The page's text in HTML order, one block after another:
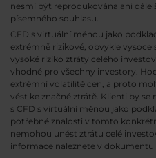
nesmí být reprodukována ani dále
písemného souhlasu.
CFD s virtuální měnou jako
extrémně rizikové, obvykle vysoce
vysoké riziko ztráty celého
vhodné pro všechny investory.
extrémní volatilitě cen, a proto
vést ke značné ztrátě. Klienti by
s CFD s virtuální měnou jako
potřebné znalosti v tomto
nemohou unést ztrátu celé
informace naleznete v dokumentu